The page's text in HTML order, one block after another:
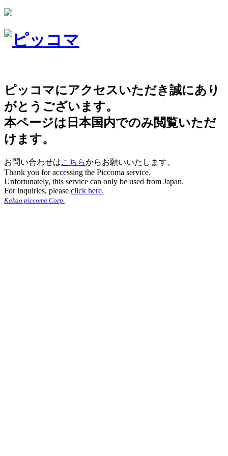
ピッコマにアクセスいただき誠にあり
がとうございます。
本ページは日本国内でのみ閲覧いただ
けます。
お問い合わせはこちらからお願いいたします。
Thank you for accessing the Piccoma service.
Unfortunately, this service can only be used from Japan.
For inquiries, please click here.
Kakao piccoma Corp.